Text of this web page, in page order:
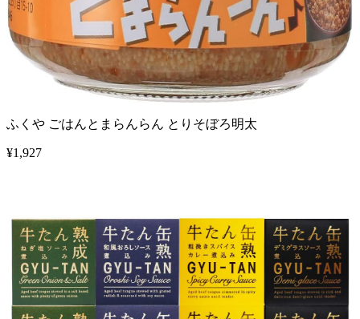
ふくや ごはんとまらんらん とりそぼろ明太
¥1,927